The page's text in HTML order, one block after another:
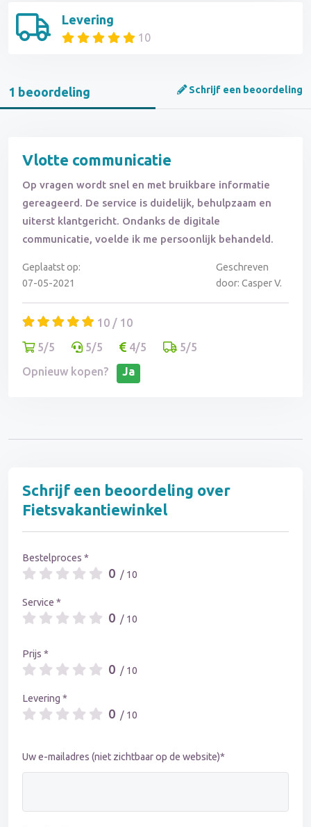
Levering
10
1 beoordeling Schrijf een beoordeling
Vlotte communicatie
Op vragen wordt snel en met bruikbare informatie
gereageerd. De service is duidelijk, behulpzaam en
uiterst klantgericht. Ondanks de digitale
communicatie, voelde ik me persoonlijk behandeld.
Geplaatst op:
07-05-2021
Geschreven
door: Casper V.
10 / 10
5/5
5/5 4/5
5/5
Opnieuw kopen?
Ja
Schrijf een beoordeling over
Fietsvakantiewinkel
Bestelproces *
0 / 10
Service *
0 / 10
Prijs *
0 / 10
Levering *
0 / 10
Uw e-mailadres (niet zichtbaar op de website)*